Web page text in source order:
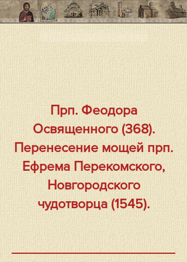
Прп. Феодора
Освященного (368).
Перенесение мощей прп.
Ефрема Перекомского,
Новгородского
чудотворца (1545).